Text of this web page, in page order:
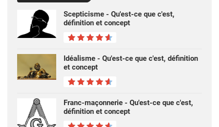
Scepticisme - Qu'est-ce que c'est,
définition et concept
Idéalisme - Qu'est-ce que c'est, définition
et concept
Franc-maçonnerie - Qu'est-ce que c'est,
définition et concept